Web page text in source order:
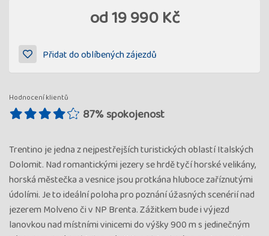
od19 990 Kč
Přidat do oblíbených zájezdů
Hodnocení klientů
87% spokojenost
Trentino je jedna z nejpestřejších turistických oblastí Italských
Dolomit. Nad romantickými jezery se hrdě tyčí horské velikány,
horská městečka a vesnice jsou protkána hluboce zaříznutými
údolími. Je to ideální poloha pro poznání úžasných scenérií nad
jezerem Molveno či v NP Brenta. Zážitkem bude i výjezd
lanovkou nad místními vinicemi do výšky 900 m s jedinečným